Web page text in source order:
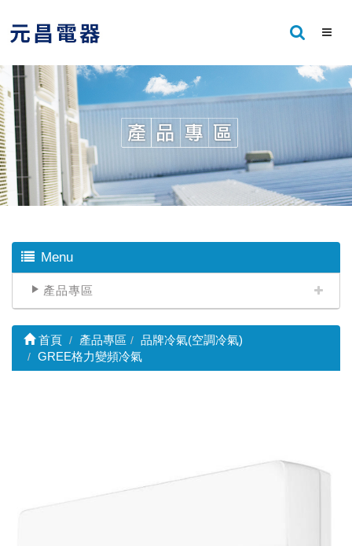
Menu
產品專區
首頁 產品專區
品牌冷氣(空調冷氣)
GREE格力變頻冷氣